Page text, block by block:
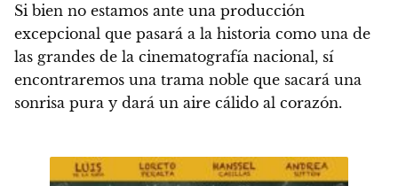
Si bien no estamos ante una producción
excepcional que pasará a la historia como una de
las grandes de la cinematografía nacional, sí
encontraremos una trama noble que sacará una
sonrisa pura y dará un aire cálido al corazón.